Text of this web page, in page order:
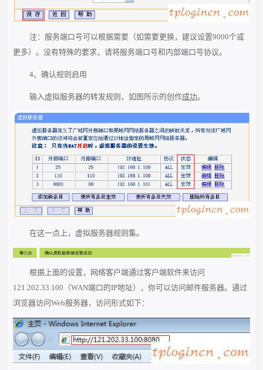
注：服务端口号可以根据需要（如需要更换，建议设置9000个或
更多）。没有特殊的要求，请将服务端口号和内部端口号协议。
4、确认规则启用
输入虚拟服务器的转发规则，如图所示的创作成功。
在这一点上，虚拟服务器规则集。
根据上面的设置，网络客户端通过客户端软件来访问
121.202.33.100（WAN端口的IP地址），你可以访问邮件服务器。通过
浏览器访问Web服务器，访问形式如下：